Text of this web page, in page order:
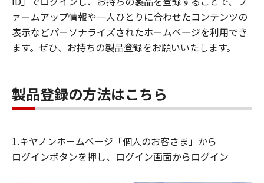
ァームアップ情報や一人ひとりに合わせたコンテンツの
表示などパーソナライズされたホームページを利用でき
ます。ぜひ、お持ちの製品登録をお願いいたします。
製品登録の方法はこちら
1.キヤノンホームページ「個人のお客さま」から
ログインボタンを押し、ログイン画面からログイン